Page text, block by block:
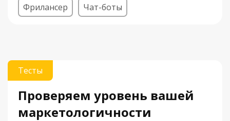
Тесты
Проверяем уровень вашей
маркетологичности
Фрилансер Чат-боты